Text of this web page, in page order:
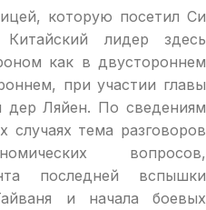
которую посетил Си
лидер здесь
как в двустороннем
при участии главы
дер Ляйен. По сведениям
тема разговоров
вопросов,
последней вспышки
и начала боевых